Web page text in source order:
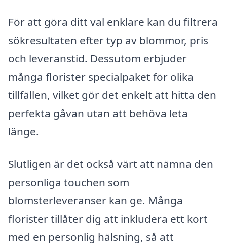
För att göra ditt val enklare kan du filtrera
sökresultaten efter typ av blommor, pris
och leveranstid. Dessutom erbjuder
många florister specialpaket för olika
tillfällen, vilket gör det enkelt att hitta den
perfekta gåvan utan att behöva leta
länge.
Slutligen är det också värt att nämna den
personliga touchen som
blomsterleveranser kan ge. Många
florister tillåter dig att inkludera ett kort
med en personlig hälsning, så att